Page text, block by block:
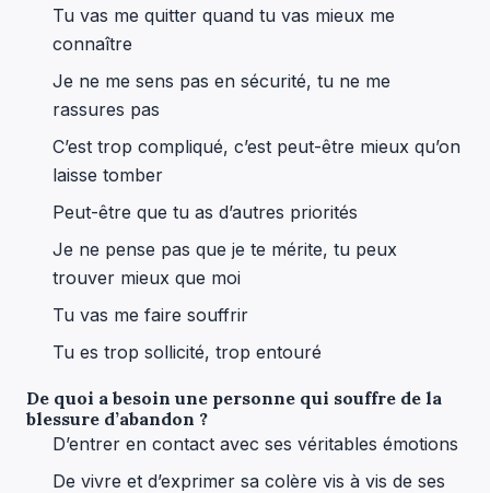
Tu vas me quitter quand tu vas mieux me
connaître
Je ne me sens pas en sécurité, tu ne me
rassures pas
C’est trop compliqué, c’est peut-être mieux qu’on
laisse tomber
Peut-être que tu as d’autres priorités
Je ne pense pas que je te mérite, tu peux
trouver mieux que moi
Tu vas me faire souffrir
Tu es trop sollicité, trop entouré
De quoi a besoin une personne qui souffre de la
blessure d’abandon ?
D’entrer en contact avec ses véritables émotions
De vivre et d’exprimer sa colère vis à vis de ses